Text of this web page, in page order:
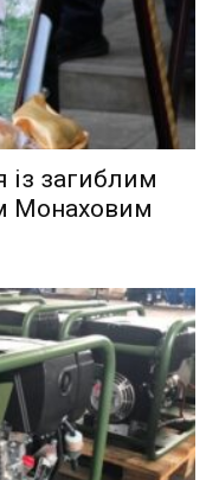
із загиблим
Монаховим